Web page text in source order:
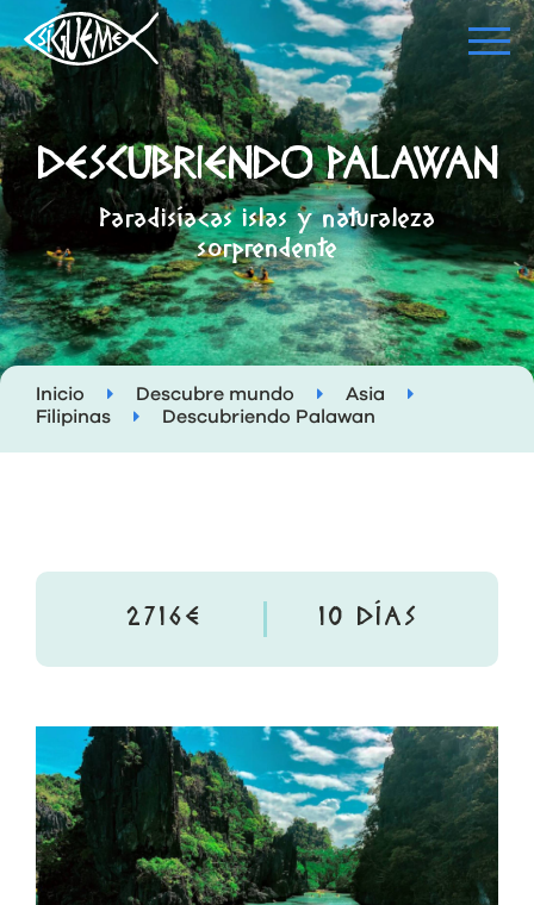
DESCUBRIENDO PALAWAN
Paradisíacas islas y naturaleza
sorprendente
Inicio Descubre mundo
Asia
Filipinas
Descubriendo Palawan
2716€ 10 DÍAS